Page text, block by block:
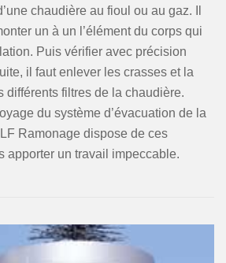
chaudière au fioul ou au gaz. Il
un à un l’élément du corps qui
Puis vérifier avec précision
il faut enlever les crasses et la
différents filtres de la chaudière.
du système d’évacuation de la
Ramonage dispose de ces
apporter un travail impeccable.